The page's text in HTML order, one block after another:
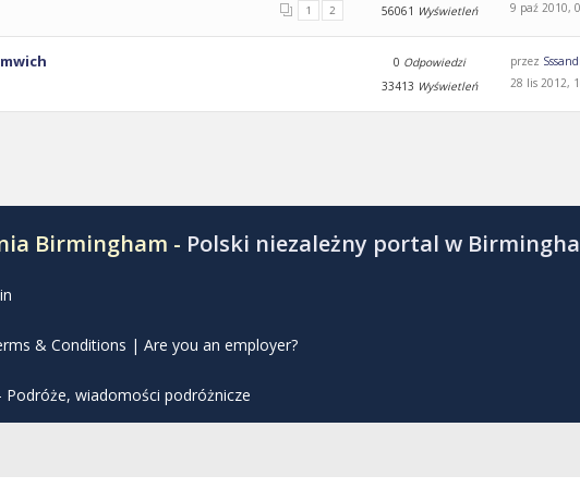
1 2
56061 Wyświetleń
9 paź 2010,
0 Odpowiedzi
33413 Wyświetleń
przez
28 lis 2012,
Birmingham - Polski niezależny portal w
& Conditions | Are you an employer?
wiadomości podróżnicze